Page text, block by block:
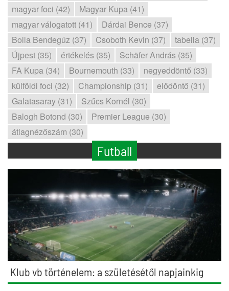
magyar foci (42)
Magyar Kupa (41)
magyar válogatott (41)
Dárdai Bence (37)
Bolla Bendegúz (37)
Csoboth Kevin (37)
tabella (37)
Újpest (35)
értékelés (35)
Schäfer András (35)
FA Kupa (34)
Bournemouth (33)
negyeddöntő (33)
külföldi foci (32)
Championship (31)
elődöntő (31)
Galatasaray (31)
Szűcs Kornél (30)
Balogh Botond (30)
Premier League (30)
átlagnézőszám (30)
Futball
Klub vb történelem: a születésétől napjainkig